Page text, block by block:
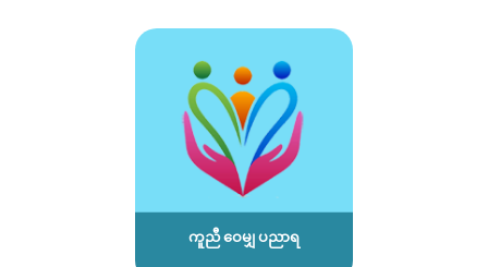
ကူညီ ဝေမျှ ပညာရ